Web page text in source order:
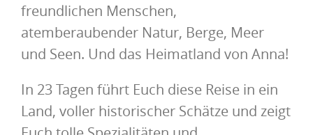
freundlichen Menschen,
atemberaubender Natur, Berge, Meer
und Seen. Und das Heimatland von Anna!
In 23 Tagen führt Euch diese Reise in ein
Land, voller historischer Schätze und zeigt